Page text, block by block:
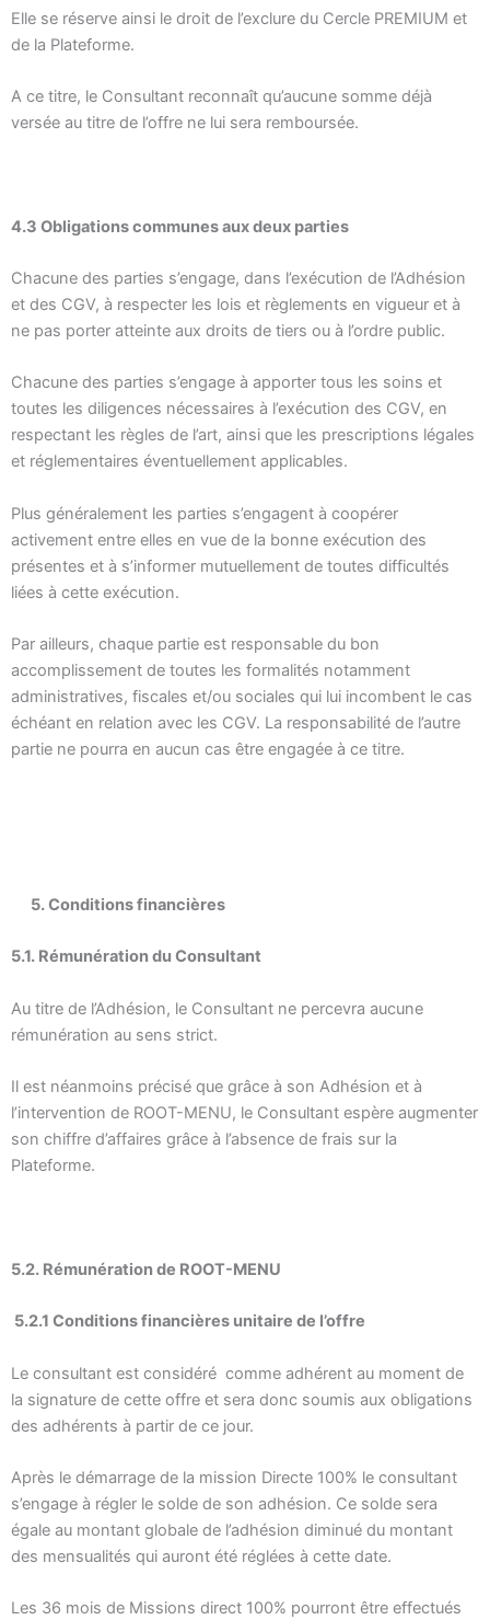
Elle se réserve ainsi le droit de l’exclure du Cercle PREMIUM et
de la Plateforme.
A ce titre, le Consultant reconnaît qu’aucune somme déjà
versée au titre de l’offre ne lui sera remboursée.
4.3 Obligations communes aux deux parties
Chacune des parties s’engage, dans l’exécution de l’Adhésion
et des CGV, à respecter les lois et règlements en vigueur et à
ne pas porter atteinte aux droits de tiers ou à l’ordre public.
Chacune des parties s’engage à apporter tous les soins et
toutes les diligences nécessaires à l’exécution des CGV, en
respectant les règles de l’art, ainsi que les prescriptions légales
et réglementaires éventuellement applicables.
Plus généralement les parties s’engagent à coopérer
activement entre elles en vue de la bonne exécution des
présentes et à s’informer mutuellement de toutes difficultés
liées à cette exécution.
Par ailleurs, chaque partie est responsable du bon
accomplissement de toutes les formalités notamment
administratives, fiscales et/ou sociales qui lui incombent le cas
échéant en relation avec les CGV. La responsabilité de l’autre
partie ne pourra en aucun cas être engagée à ce titre.
5. Conditions financières
5.1. Rémunération du Consultant
Au titre de l’Adhésion, le Consultant ne percevra aucune
rémunération au sens strict.
Il est néanmoins précisé que grâce à son Adhésion et à
l’intervention de ROOT-MENU, le Consultant espère augmenter
son chiffre d’affaires grâce à l’absence de frais sur la
Plateforme.
5.2. Rémunération de ROOT-MENU
5.2.1 Conditions financières unitaire de l’offre
Le consultant est considéré comme adhérent au moment de
la signature de cette offre et sera donc soumis aux obligations
des adhérents à partir de ce jour.
Après le démarrage de la mission Directe 100% le consultant
s’engage à régler le solde de son adhésion. Ce solde sera
égale au montant globale de l’adhésion diminué du montant
des mensualités qui auront été réglées à cette date.
Les 36 mois de Missions direct 100% pourront être effectués